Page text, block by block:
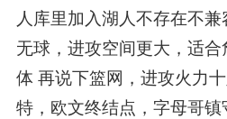
人库里加入湖人不存在不
无球，进攻空间更大，适
体 再说下篮网，进攻火力
特，欧文终结点，字母哥